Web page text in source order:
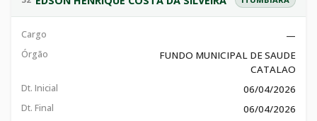
Cargo —
Órgão
FUNDO MUNICIPAL DE SAUDE
CATALAO
Dt. Inicial 06/04/2026
Dt. Final 06/04/2026